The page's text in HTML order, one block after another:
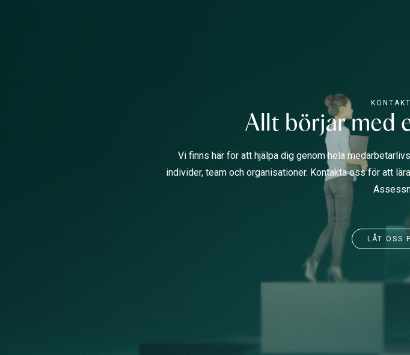
Allt börjar med
Vi finns här för att hjälpa dig genom hela
individer, team och organisationer. Kontakta oss för att
LÅT OSS